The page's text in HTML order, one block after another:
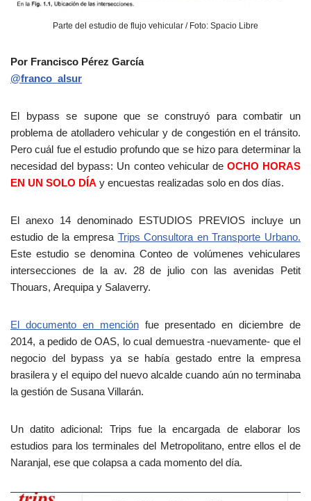
Parte del estudio de flujo vehicular / Foto: Spacio Libre
Por Francisco Pérez García
@franco_alsur
El bypass se supone que se construyó para combatir un
problema de atolladero vehicular y de congestión en el tránsito.
Pero cuál fue el estudio profundo que se hizo para determinar la
necesidad del bypass: Un conteo vehicular de OCHO HORAS
EN UN SOLO DÍA y encuestas realizadas solo en dos días.
El anexo 14 denominado ESTUDIOS PREVIOS incluye un
estudio de la empresa Trips Consultora en Transporte Urbano.
Este estudio se denomina Conteo de volúmenes vehiculares
intersecciones de la av. 28 de julio con las avenidas Petit
Thouars, Arequipa y Salaverry.
El documento en menciónfue presentado en diciembre de
2014, a pedido de OAS, lo cual demuestra -nuevamente- que el
negocio del bypass ya se había gestado entre la empresa
brasilera y el equipo del nuevo alcalde cuando aún no terminaba
la gestión de Susana Villarán.
Un datito adicional: Trips fue la encargada de elaborar los
estudios para los terminales del Metropolitano, entre ellos el de
Naranjal, ese que colapsa a cada momento del día.